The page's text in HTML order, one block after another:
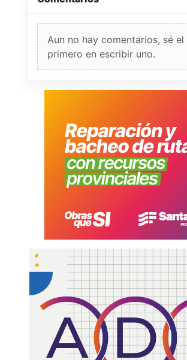
Aun no hay comentarios, sé el
primero en escribir uno.